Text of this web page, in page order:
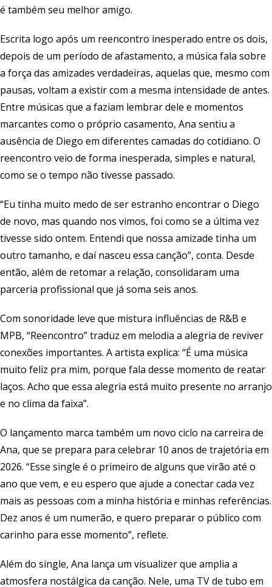
é também seu melhor amigo.
Escrita logo após um reencontro inesperado entre os dois,
depois de um período de afastamento, a música fala sobre
a força das amizades verdadeiras, aquelas que, mesmo com
pausas, voltam a existir com a mesma intensidade de antes.
Entre músicas que a faziam lembrar dele e momentos
marcantes como o próprio casamento, Ana sentiu a
ausência de Diego em diferentes camadas do cotidiano. O
reencontro veio de forma inesperada, simples e natural,
como se o tempo não tivesse passado.
“Eu tinha muito medo de ser estranho encontrar o Diego
de novo, mas quando nos vimos, foi como se a última vez
tivesse sido ontem. Entendi que nossa amizade tinha um
outro tamanho, e daí nasceu essa canção”, conta. Desde
então, além de retomar a relação, consolidaram uma
parceria profissional que já soma seis anos.
Com sonoridade leve que mistura influências de R&B e
MPB, “Reencontro” traduz em melodia a alegria de reviver
conexões importantes. A artista explica: “É uma música
muito feliz pra mim, porque fala desse momento de reatar
laços. Acho que essa alegria está muito presente no arranjo
e no clima da faixa”.
O lançamento marca também um novo ciclo na carreira de
Ana, que se prepara para celebrar 10 anos de trajetória em
2026. “Esse single é o primeiro de alguns que virão até o
ano que vem, e eu espero que ajude a conectar cada vez
mais as pessoas com a minha história e minhas referências.
Dez anos é um numerão, e quero preparar o público com
carinho para esse momento”, reflete.
Além do single, Ana lança um visualizer que amplia a
atmosfera nostálgica da canção. Nele, uma TV de tubo em